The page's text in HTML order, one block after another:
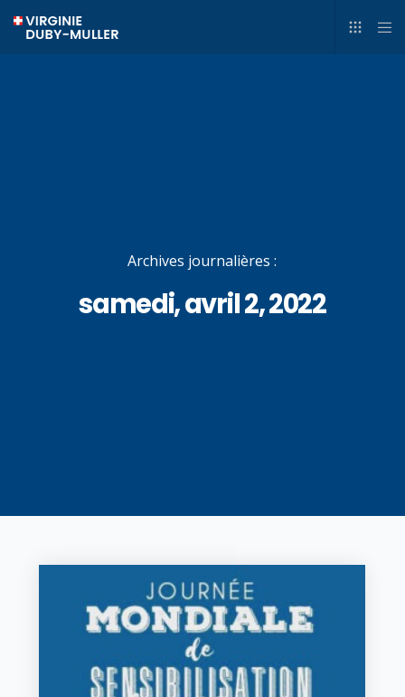
Archives journalières :
samedi, avril 2, 2022